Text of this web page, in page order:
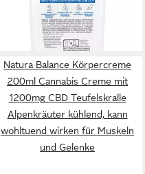
(15,96 €/ 1 l)
lieferbar - in 5-6 Werktagen bei dir
Natura Balance Körpercreme
200ml Cannabis Creme mit
1200mg CBD Teufelskralle
Alpenkräuter kühlend, kann
wohltuend wirken für Muskeln
und Gelenke